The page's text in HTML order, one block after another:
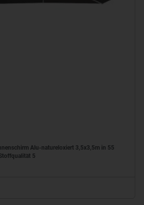
Alu-natureloxiert 3,5x3,5m in 55
5